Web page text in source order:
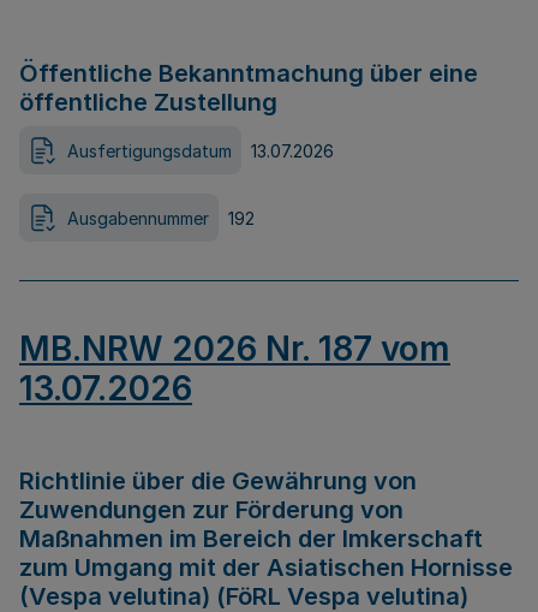
Öffentliche Bekanntmachung über eine
öffentliche Zustellung
Ausfertigungsdatum 13.07.2026
Ausgabennummer 192
MB.NRW 2026 Nr. 187 vom
13.07.2026
Richtlinie über die Gewährung von
Zuwendungen zur Förderung von
Maßnahmen im Bereich der Imkerschaft
zum Umgang mit der Asiatischen Hornisse
(Vespa velutina) (FöRL Vespa velutina)